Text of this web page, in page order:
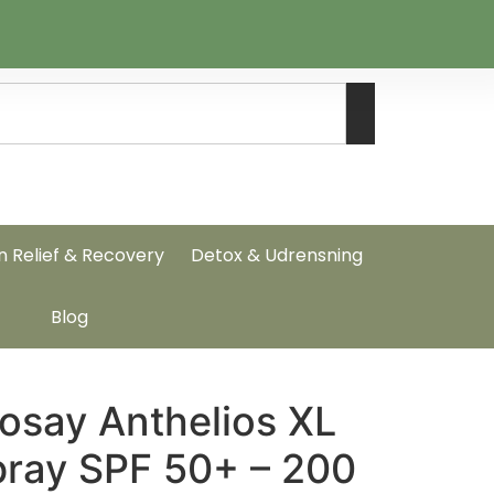
Relief & Recovery Detox & Udrensning
Blog
Anthelios XL
SPF 50+ – 200